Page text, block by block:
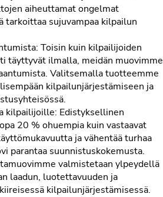
aiheuttamat ongelmat
tarkoittaa sujuvampaa kilpailun
Toisin kuin kilpailijoiden
täyttyvät ilmalla, meidän muovimme
Valitsemalla tuotteemme
kilpailunjärjestämiseen ja
kilpailijoille: Edistyksellinen
20 % ohuempia kuin vastaavat
ja vähentää turhaa
parantaa suunnistuskokemusta.
valmistetaan ylpeydellä
laadun, luotettavuuden ja
kilpailunjärjestämisessä.